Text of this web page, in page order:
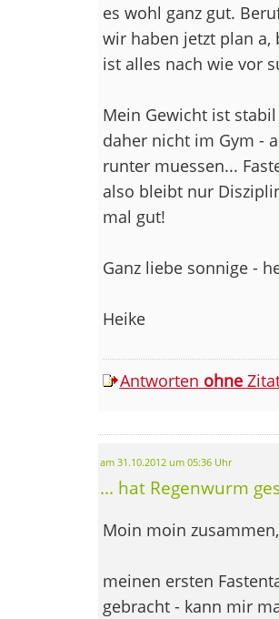
es wohl ganz gut.
wir haben jetzt plan a,
ist alles nach wie vor
Mein Gewicht ist
daher nicht im Gym -
runter muessen...
also bleibt nur
mal gut!
Ganz liebe sonnige -
Heike
Antworten ohne
am 31.10.2012 um 05:36 Uhr
... hat Regenwurm
Moin moin zusammen,
meinen ersten
gebracht - kann mir